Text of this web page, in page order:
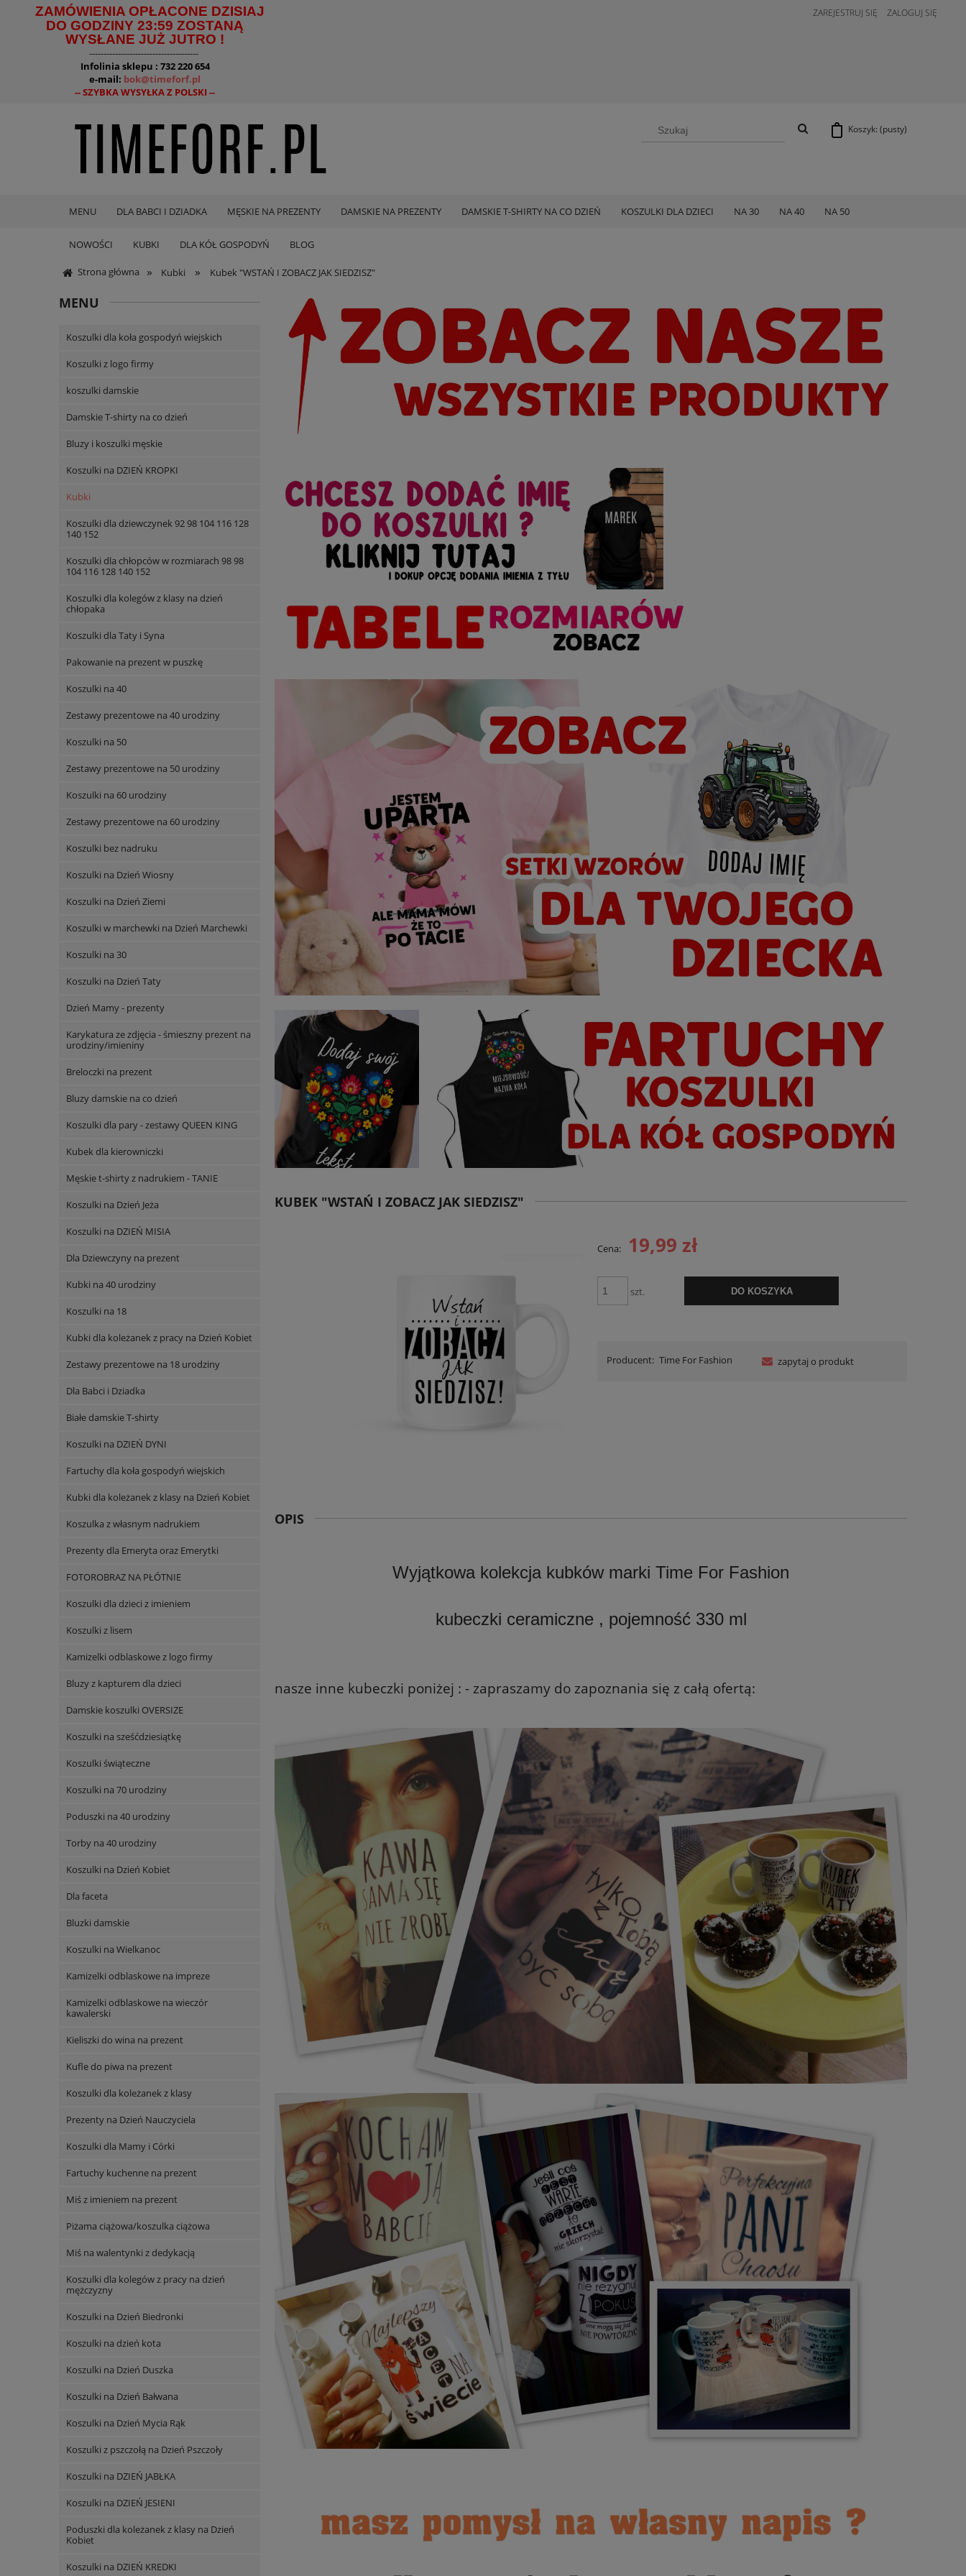
ZAMÓWIENIA OPŁACONE DZISIAJ
DO GODZINY 23:59 ZOSTANĄ
WYSŁANE JUŻ JUTRO !
--------------------------------------
Infolinia sklepu : 732 220 654
e-mail: bok@timeforf.pl
-- SZYBKA WYSYŁKA Z POLSKI --
ZAREJESTRUJ SIĘ ZALOGUJ SIĘ
Koszyk: (pusty)
MENU DLA BABCI I DZIADKA MĘSKIE NA PREZENTY DAMSKIE NA PREZENTY DAMSKIE T-SHIRTY NA CO DZIEŃ KOSZULKI DLA DZIECI NA 30 NA 40 NA 50
NOWOŚCI KUBKI DLA KÓŁ GOSPODYŃ BLOG
Strona główna » Kubki » Kubek "WSTAŃ I ZOBACZ JAK SIEDZISZ"
MENU
Koszulki dla koła gospodyń wiejskich
Koszulki z logo firmy
koszulki damskie
Damskie T-shirty na co dzień
Bluzy i koszulki męskie
Koszulki na DZIEŃ KROPKI
Kubki
Koszulki dla dziewczynek 92 98 104 116 128
140 152
Koszulki dla chłopców w rozmiarach 98 98
104 116 128 140 152
Koszulki dla kolegów z klasy na dzień
chłopaka
Koszulki dla Taty i Syna
Pakowanie na prezent w puszkę
Koszulki na 40
Zestawy prezentowe na 40 urodziny
Koszulki na 50
Zestawy prezentowe na 50 urodziny
Koszulki na 60 urodziny
Zestawy prezentowe na 60 urodziny
Koszulki bez nadruku
Koszulki na Dzień Wiosny
Koszulki na Dzień Ziemi
Koszulki w marchewki na Dzień Marchewki
Koszulki na 30
Koszulki na Dzień Taty
Dzień Mamy - prezenty
Karykatura ze zdjęcia - śmieszny prezent na
urodziny/imieniny
Breloczki na prezent
Bluzy damskie na co dzień
Koszulki dla pary - zestawy QUEEN KING
Kubek dla kierowniczki
Męskie t-shirty z nadrukiem - TANIE
Koszulki na Dzień Jeża
Koszulki na DZIEŃ MISIA
Dla Dziewczyny na prezent
Kubki na 40 urodziny
Koszulki na 18
Kubki dla koleżanek z pracy na Dzień Kobiet
Zestawy prezentowe na 18 urodziny
Dla Babci i Dziadka
Białe damskie T-shirty
Koszulki na DZIEŃ DYNI
Fartuchy dla koła gospodyń wiejskich
Kubki dla koleżanek z klasy na Dzień Kobiet
Koszulka z własnym nadrukiem
Prezenty dla Emeryta oraz Emerytki
FOTOROBRAZ NA PŁÓTNIE
Koszulki dla dzieci z imieniem
Koszulki z lisem
Kamizelki odblaskowe z logo firmy
Bluzy z kapturem dla dzieci
Damskie koszulki OVERSIZE
Koszulki na sześćdziesiątkę
Koszulki świąteczne
Koszulki na 70 urodziny
Poduszki na 40 urodziny
Torby na 40 urodziny
Koszulki na Dzień Kobiet
Dla faceta
Bluzki damskie
Koszulki na Wielkanoc
Kamizelki odblaskowe na impreze
Kamizelki odblaskowe na wieczór
kawalerski
Kieliszki do wina na prezent
Kufle do piwa na prezent
Koszulki dla koleżanek z klasy
Prezenty na Dzień Nauczyciela
Koszulki dla Mamy i Córki
Fartuchy kuchenne na prezent
Miś z imieniem na prezent
Piżama ciążowa/koszulka ciążowa
Miś na walentynki z dedykacją
Koszulki dla kolegów z pracy na dzień
mężczyzny
Koszulki na Dzień Biedronki
Koszulki na dzień kota
Koszulki na Dzień Duszka
Koszulki na Dzień Bałwana
Koszulki na Dzień Mycia Rąk
Koszulki z pszczołą na Dzień Pszczoły
Koszulki na DZIEŃ JABŁKA
Koszulki na DZIEŃ JESIENI
Poduszki dla koleżanek z klasy na Dzień
Kobiet
Koszulki na DZIEŃ KREDKI
KUBEK "WSTAŃ I ZOBACZ JAK SIEDZISZ"
Cena: 19,99 zł
szt. DO KOSZYKA
Producent: Time For Fashion zapytaj o produkt
OPIS
Wyjątkowa kolekcja kubków marki Time For Fashion
kubeczki ceramiczne , pojemność 330 ml
nasze inne kubeczki poniżej : - zapraszamy do zapoznania się z całą ofertą: